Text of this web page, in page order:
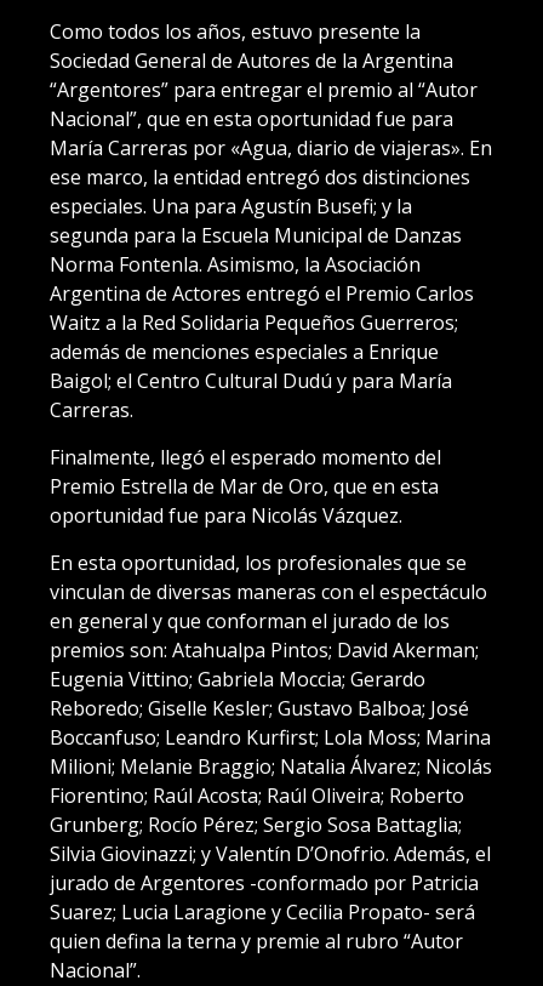
Como todos los años, estuvo presente la
Sociedad General de Autores de la Argentina
“Argentores” para entregar el premio al “Autor
Nacional”, que en esta oportunidad fue para
María Carreras por «Agua, diario de viajeras». En
ese marco, la entidad entregó dos distinciones
especiales. Una para Agustín Busefi; y la
segunda para la Escuela Municipal de Danzas
Norma Fontenla. Asimismo, la Asociación
Argentina de Actores entregó el Premio Carlos
Waitz a la Red Solidaria Pequeños Guerreros;
además de menciones especiales a Enrique
Baigol; el Centro Cultural Dudú y para María
Carreras.
Finalmente, llegó el esperado momento del
Premio Estrella de Mar de Oro, que en esta
oportunidad fue para Nicolás Vázquez.
En esta oportunidad, los profesionales que se
vinculan de diversas maneras con el espectáculo
en general y que conforman el jurado de los
premios son: Atahualpa Pintos; David Akerman;
Eugenia Vittino; Gabriela Moccia; Gerardo
Reboredo; Giselle Kesler; Gustavo Balboa; José
Boccanfuso; Leandro Kurfirst; Lola Moss; Marina
Milioni; Melanie Braggio; Natalia Álvarez; Nicolás
Fiorentino; Raúl Acosta; Raúl Oliveira; Roberto
Grunberg; Rocío Pérez; Sergio Sosa Battaglia;
Silvia Giovinazzi; y Valentín D’Onofrio. Además, el
jurado de Argentores -conformado por Patricia
Suarez; Lucia Laragione y Cecilia Propato- será
quien defina la terna y premie al rubro “Autor
Nacional”.